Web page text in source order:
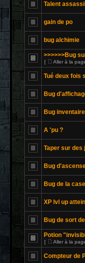
Talent
gain de po
bug alchimie
>>>>>>Bug
[ Aller à la
Tué deux fois
Bug
Bug inventaire
A 'pu ?
Taper sur des
Bug
Bug de la
XP lvl up
Bug de sort
Potion
[ Aller à la
Compteur de